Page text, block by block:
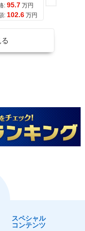
: 95.7 万円
: 102.6 万円
本体価格:
スペシャル
コンテンツ